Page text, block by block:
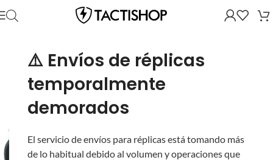
⚠️ Envíos de réplicas
temporalmente
demorados
El servicio de envíos para réplicas está tomando más
de lo habitual debido al volumen y operaciones que